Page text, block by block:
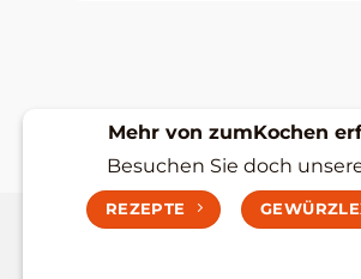
Mehr von zumKochen
Besuchen Sie doch
REZEPTE